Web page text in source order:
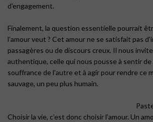
d’engagement.
Finalement, la question essentielle pourrait
l’amour veut ? Cet amour ne se satisfait pas
passagères ou de discours creux. Il nous
authentique, celle qui nous pousse à sentir de
souffrance de l’autre et à agir pour rendre ce
sauvage, un peu plus humain.
Choisir la vie, c’est donc choisir l’amour. Un